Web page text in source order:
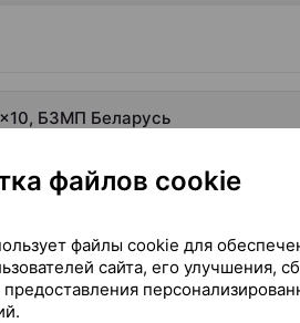
БЗМП Беларусь
файлов cookie
файлы cookie для
сайта, его улучшения,
предоставления